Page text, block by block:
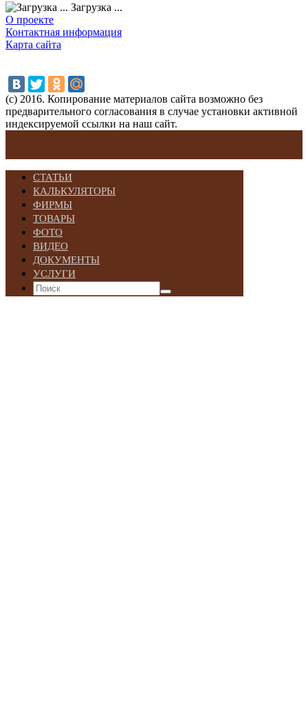
Загрузка ...
О проекте
Контактная информация
Карта сайта
(с) 2016. Копирование материалов сайта возможно без
предварительного согласования в случае установки активной
индексируемой ссылки на наш сайт.
СТАТЬИ
КАЛЬКУЛЯТОРЫ
ФИРМЫ
ТОВАРЫ
ФОТО
ВИДЕО
ДОКУМЕНТЫ
УСЛУГИ